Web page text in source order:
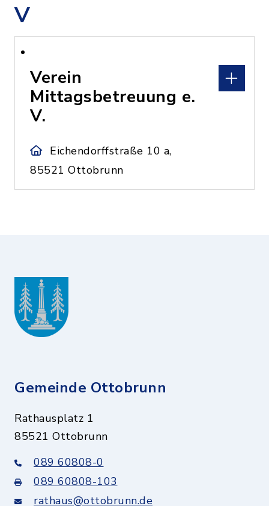
V
Verein
Mittagsbetreuung e.
V.
Eichendorffstraße 10 a,
85521 Ottobrunn
Gemeinde Ottobrunn
Rathausplatz 1
85521 Ottobrunn
089 60808-0
089 60808-103
rathaus@ottobrunn.de